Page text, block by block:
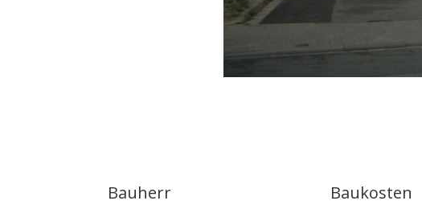
Bauherr Baukosten